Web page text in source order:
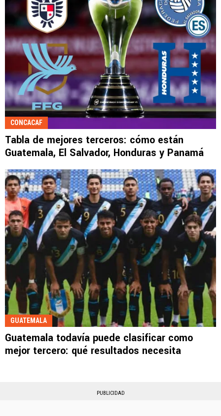
CONCACAF
Tabla de mejores terceros: cómo están
Guatemala, El Salvador, Honduras y Panamá
GUATEMALA
Guatemala todavía puede clasificar como
mejor tercero: qué resultados necesita
PUBLICIDAD